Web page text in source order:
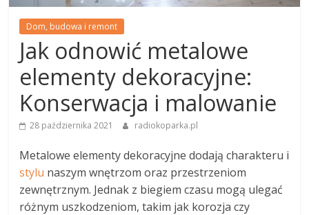
Dom, budowa i remont
Jak odnowić metalowe
elementy dekoracyjne:
Konserwacja i malowanie
28 października 2021 radiokoparka.pl
Metalowe elementy dekoracyjne dodają charakteru i
stylu naszym wnętrzom oraz przestrzeniom
zewnętrznym. Jednak z biegiem czasu mogą ulegać
różnym uszkodzeniom, takim jak korozja czy